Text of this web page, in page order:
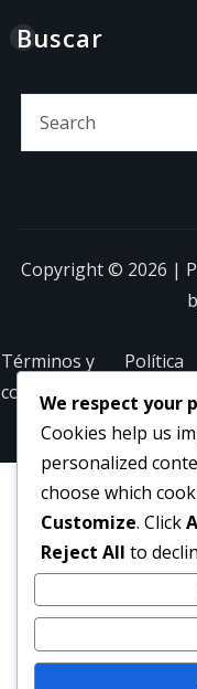
Buscar
Copyright © 2026 |
Términos y
condiciones
Política
de
cookies
We respect your
Cookies help us
personalized
choose which
Customize. Click
Reject All to